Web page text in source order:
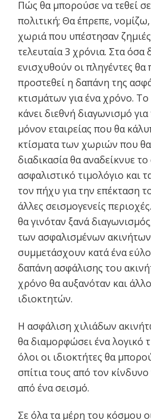
Πώς θα μπορούσε να τεθεί
πολιτική; Θα έπρεπε,
χωριά που υπέστησαν
τελευταία 3 χρόνια. Στα όσα
ενισχυθούν οι πληγέντες θα
προστεθεί η δαπάνη της
κτισμάτων για ένα χρόνο.
κάνει διεθνή διαγωνισμό
μόνον εταιρείας που θα
κτίσματα των χωριών που θα
διαδικασία θα αναδείκνυε
ασφαλιστικό τιμολόγιο και
τον πήχυ για την επέκταση
άλλες σεισμογενείς
θα γινόταν ξανά
των ασφαλισμένων
συμμετάσχουν κατά ένα
δαπάνη ασφάλισης του
χρόνο θα αυξανόταν και
ιδιοκτητών.
Η ασφάλιση χιλιάδων
θα διαμορφώσει ένα λογικό
όλοι οι ιδιοκτήτες θα
σπίτια τους από τον
από ένα σεισμό.
Σε όλα τα μέρη του κόσμου